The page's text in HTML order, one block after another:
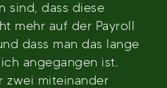
sind, dass diese
mehr auf der Payroll
dass man das lange
angegangen ist.
zwei miteinander